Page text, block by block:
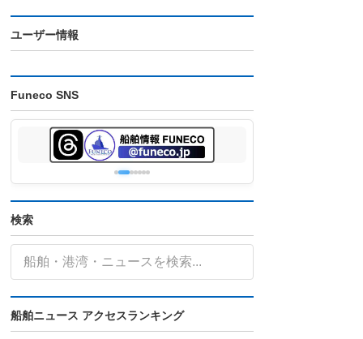
ユーザー情報
Funeco SNS
検索
船舶ニュース アクセスランキング